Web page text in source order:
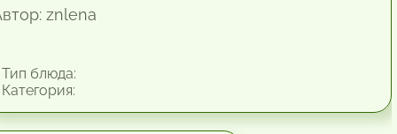
znlena
блюда: